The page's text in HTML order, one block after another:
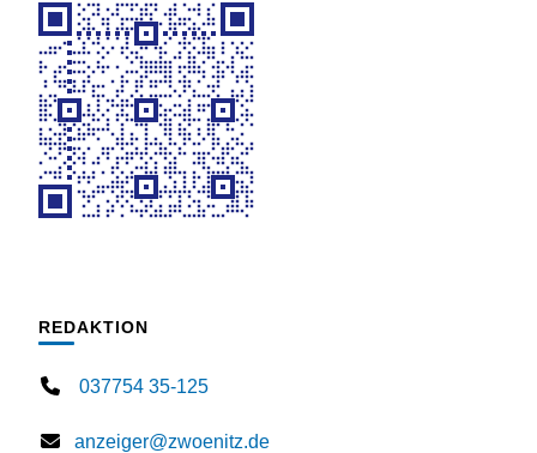
REDAKTION
037754 35-125
anzeiger@zwoenitz.de